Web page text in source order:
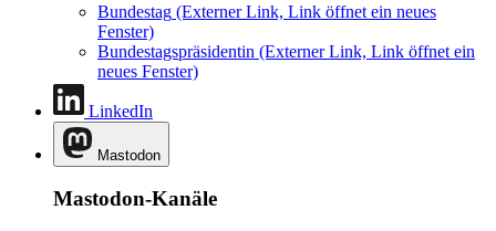
Bundestag (Externer Link, Link öffnet ein neues
Fenster)
Bundestagspräsidentin (Externer Link, Link öffnet ein
neues Fenster)
LinkedIn
Mastodon
Mastodon-Kanäle